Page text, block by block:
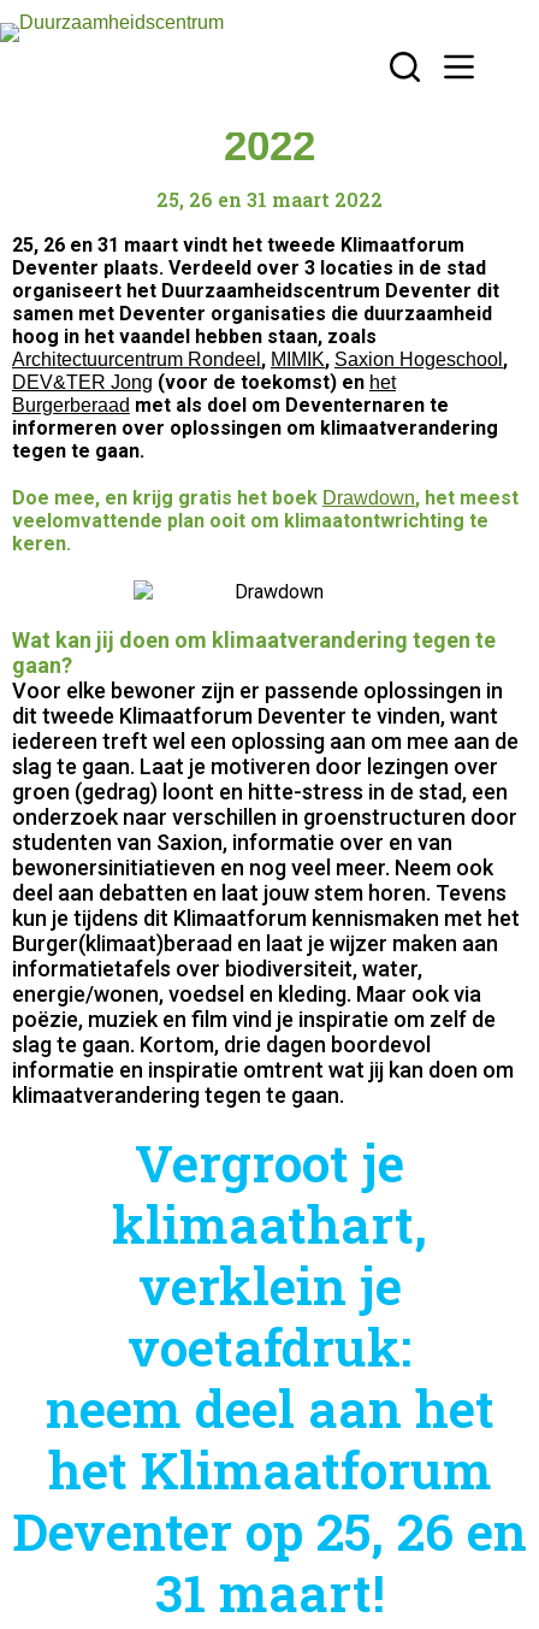
2022
25, 26 en 31 maart 2022
25, 26 en 31 maart vindt het tweede Klimaatforum
Deventer plaats. Verdeeld over 3 locaties in de stad
organiseert het Duurzaamheidscentrum Deventer dit
samen met Deventer organisaties die duurzaamheid
hoog in het vaandel hebben staan, zoals
Architectuurcentrum Rondeel , MIMIK, Saxion Hogeschool ,
DEV&TER Jong (voor de toekomst) en het
Burgerberaad met als doel om Deventernaren te
informeren over oplossingen om klimaatverandering
tegen te gaan.
Doe mee, en krijg gratis het boek Drawdown, het meest
veelomvattende plan ooit om klimaatontwrichting te
keren.
Wat kan jij doen om klimaatverandering tegen te
gaan?
Voor elke bewoner zijn er passende oplossingen in
dit tweede Klimaatforum Deventer te vinden, want
iedereen treft wel een oplossing aan om mee aan de
slag te gaan. Laat je motiveren door lezingen over
groen (gedrag) loont en hitte-stress in de stad, een
onderzoek naar verschillen in groenstructuren door
studenten van Saxion, informatie over en van
bewonersinitiatieven en nog veel meer. Neem ook
deel aan debatten en laat jouw stem horen. Tevens
kun je tijdens dit Klimaatforum kennismaken met het
Burger(klimaat)beraad en laat je wijzer maken aan
informatietafels over biodiversiteit, water,
energie/wonen, voedsel en kleding. Maar ook via
poëzie, muziek en film vind je inspiratie om zelf de
slag te gaan. Kortom, drie dagen boordevol
informatie en inspiratie omtrent wat jij kan doen om
klimaatverandering tegen te gaan.
Vergroot je
klimaathart,
verklein je
voetafdruk:
neem deel aan het
het Klimaatforum
Deventer op 25, 26 en
31 maart!